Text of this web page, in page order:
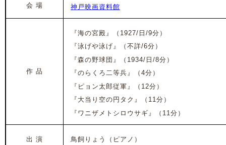
会 場 神戸映画資料館
作 品
『海の宮殿』
（1927/日/9分）
『泳げや泳げ』
（不詳/6分）
『森の野球団』
（1934/日/8分）
『のらくろ二等兵』
（4分）
『ピョン太郎従軍』
（12分）
『大当り空の円タク』
（11分）
『ワニザメトシロウサギ』
（11分）
出 演 鳥飼りょう（ピアノ）